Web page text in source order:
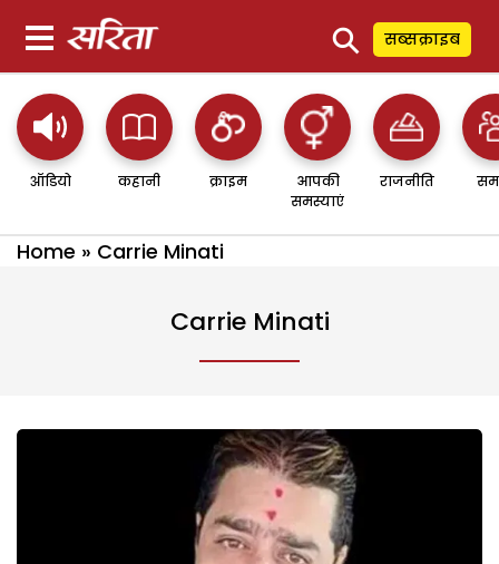
⚲ सब्सक्राइब
ऑडियो कहानी क्राइम
आपकी
समस्याएं
राजनीति
Home » Carrie Minati
Carrie Minati